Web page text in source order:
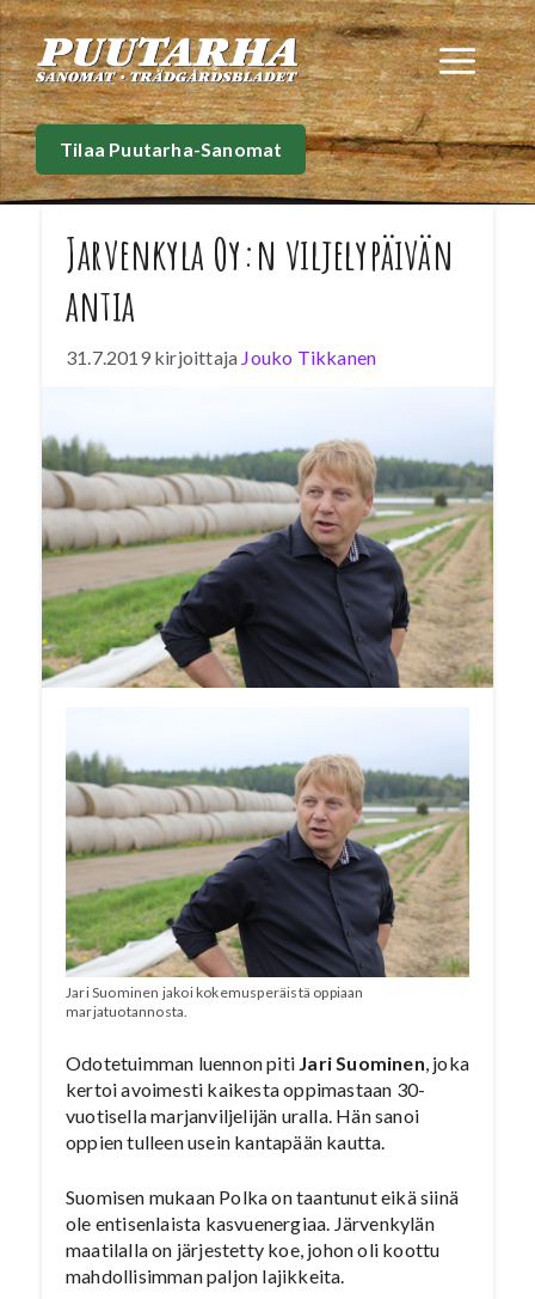
Siirry
sisältöön
Tilaa Puutarha-Sanomat
Jarvenkyla Oy:n viljelypäivän
antia
31.7.2019 kirjoittaja Jouko Tikkanen
toukokuun 23. päivänä. Tapahtuma veti
paikalle runsaasti marjanviljelijöitä, joita
kiinnosti myös Järvenkylän maatilan
marjatuotanto kasvihuoneessa, tunneleissa
ja avomaalla. Artikkeli on julkaistu
Puutarha-Sanomat -lehden numerossa
6/2019.
PUUTARHA-SANOMAT / SAUVO
Jari Suominen jakoi kokemusperäistä oppiaan
marjatuotannosta.
Odotetuimman luennon piti Jari Suominen , joka
kertoi avoimesti kaikesta oppimastaan 30-
vuotisella marjanviljelijän uralla. Hän sanoi
oppien tulleen usein kantapään kautta.
Suomisen mukaan Polka on taantunut eikä siinä
ole entisenlaista kasvuenergiaa. Järvenkylän
maatilalla on järjestetty koe, johon oli koottu
mahdollisimman paljon lajikkeita.